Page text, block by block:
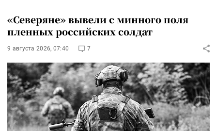
«Северяне» вывели с минного поля
пленных российских солдат
9 августа 2026, 07:40 7